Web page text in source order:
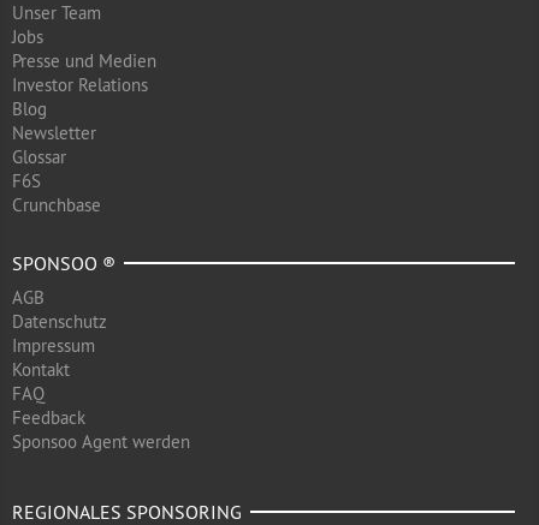
Unser Team
Jobs
Presse und Medien
Investor Relations
Blog
Newsletter
Glossar
F6S
Crunchbase
SPONSOO ®
AGB
Datenschutz
Impressum
Kontakt
FAQ
Feedback
Sponsoo Agent werden
REGIONALES SPONSORING